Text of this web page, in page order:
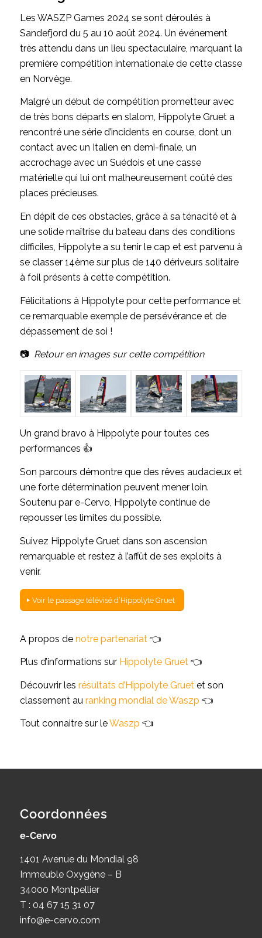
Les WASZP Games 2024 se sont déroulés à
Sandefjord du 5 au 10 août 2024. Un événement
très attendu dans un lieu spectaculaire, marquant la
première compétition internationale de cette classe
en Norvège.
Malgré un début de compétition prometteur avec
de très bons départs en slalom, Hippolyte Gruet a
rencontré une série d’incidents en course, dont un
contact avec un Italien en demi-finale, un
accrochage avec un Suédois et une casse
matérielle qui lui ont malheureusement coûté des
places précieuses.
En dépit de ces obstacles, grâce à sa ténacité et à
une solide maîtrise du bateau dans des conditions
difficiles, Hippolyte a su tenir le cap et est parvenu à
se classer 14ème sur plus de 140 dériveurs solitaire
à foil présents à cette compétition.
Félicitations à Hippolyte pour cette performance et
ce remarquable exemple de persévérance et de
dépassement de soi !
📷 Retour en images sur cette compétition
Un grand bravo à Hippolyte pour toutes ces
performances 👍
Son parcours démontre que des rêves audacieux et
une forte détermination peuvent mener loin.
Soutenu par e-Cervo, Hippolyte continue de
repousser les limites du possible.
Suivez Hippolyte Gruet dans son ascension
remarquable et restez à l’affût de ses exploits à
venir.
Voir le passage télévisé d’Hippolyte Gruet
A propos de notre partenariat👈
Plus d’informations sur Hippolyte Gruet👈
Découvrir les résultats d’Hippolyte Gruetet son
classement au ranking mondial de Waszp 👈
Tout connaitre sur leWaszp 👈
Coordonnées
e-Cervo
1401 Avenue du Mondial 98
Immeuble Oxygène – B
34000 Montpellier
T : 04 67 15 31 07
info@e-cervo.com